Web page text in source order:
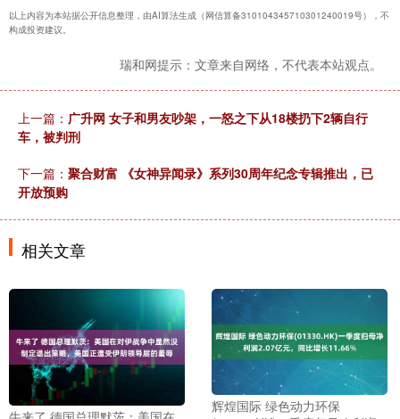
以上内容为本站据公开信息整理，由AI算法生成（网信算备310104345710301240019号），不
构成投资建议。
瑞和网提示：文章来自网络，不代表本站观点。
上一篇： 广升网 女子和男友吵架，一怒之下从18楼扔下2辆自行
车，被判刑
下一篇： 聚合财富 《女神异闻录》系列30周年纪念专辑推出，已
开放预购
相关文章
辉煌国际 绿色动力环保